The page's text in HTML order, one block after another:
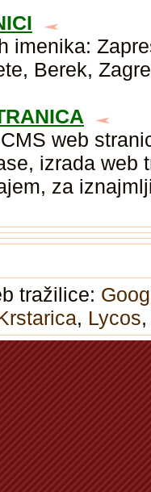
imenika:
Berek,
web
izrada web
za
tražilice:
, Lycos